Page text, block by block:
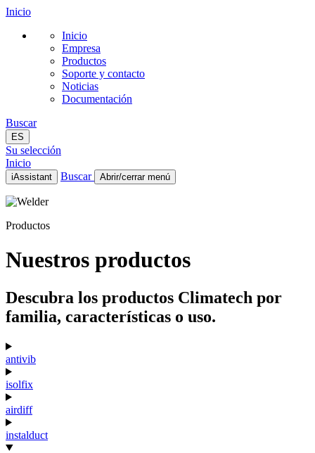
Inicio
Inicio
Empresa
Productos
Soporte y contacto
Noticias
Documentación
Buscar
ES
Su selección
Inicio
iAssistant Buscar Abrir/cerrar menú
Inicio
Productos
Noticias
Documentación
Productos
Nuestros productos
Descubra los productos Climatech por
familia, características o uso.
antivib
isolfix
airdiff
instalduct